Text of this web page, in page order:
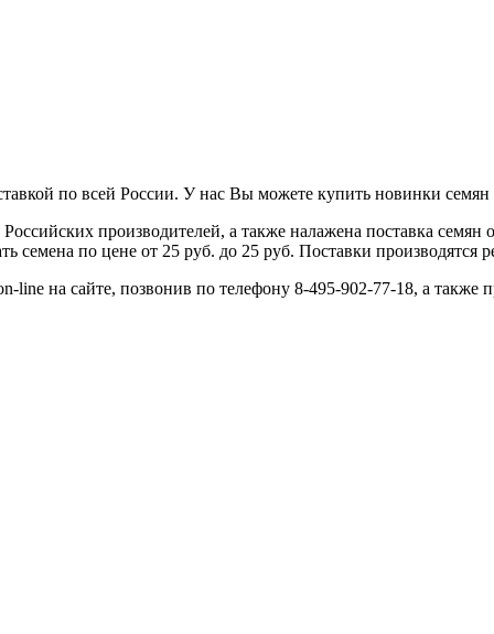
по всей России. У нас Вы можете купить новинки семян
производителей, а также налажена поставка
по цене от 25 руб. до 25 руб. Поставки производятся
на сайте, позвонив по телефону 8-495-902-77-18, а также